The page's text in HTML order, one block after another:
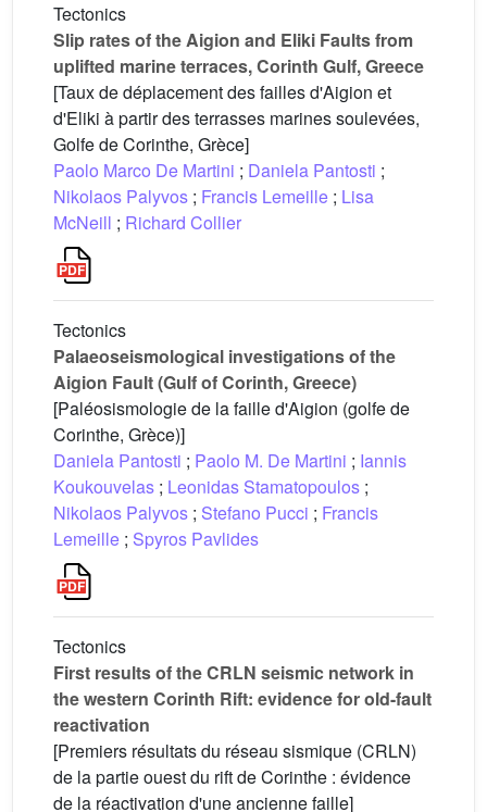
Tectonics
Slip rates of the Aigion and Eliki Faults from
uplifted marine terraces, Corinth Gulf, Greece
[Taux de déplacement des failles d'Aigion et
d'Eliki à partir des terrasses marines soulevées,
Golfe de Corinthe, Grèce]
Paolo Marco De Martini ; Daniela Pantosti ;
Nikolaos Palyvos ; Francis Lemeille ; Lisa
McNeill ; Richard Collier
Tectonics
Palaeoseismological investigations of the
Aigion Fault (Gulf of Corinth, Greece)
[Paléosismologie de la faille d'Aigion (golfe de
Corinthe, Grèce)]
Daniela Pantosti ; Paolo M. De Martini ; Iannis
Koukouvelas ; Leonidas Stamatopoulos ;
Nikolaos Palyvos ; Stefano Pucci ; Francis
Lemeille ; Spyros Pavlides
Tectonics
First results of the CRLN seismic network in
the western Corinth Rift: evidence for old-fault
reactivation
[Premiers résultats du réseau sismique (CRLN)
de la partie ouest du rift de Corinthe : évidence
de la réactivation d'une ancienne faille]